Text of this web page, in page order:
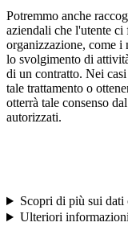
Potremmo anche
aziendali che l'utente ci
organizzazione, come
lo svolgimento di
di un contratto. Nei
tale trattamento o
otterrà tale consenso
autorizzati.
Scopri di più sui dati
Ulteriori